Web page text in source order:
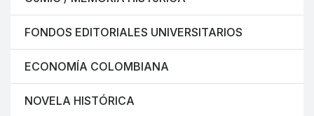
FONDOS EDITORIALES UNIVERSITARIOS
ECONOMÍA COLOMBIANA
NOVELA HISTÓRICA